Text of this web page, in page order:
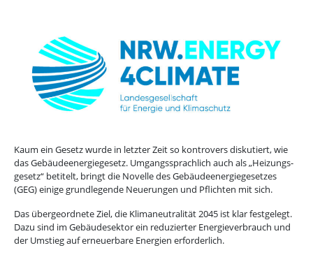
Kaum ein Gesetz wurde in letzter Zeit so kontrovers disku­tiert, wie
das Gebäu­de­en­er­gie­gesetz. Umgangs­sprachlich auch als „Heizungs­
gesetz“ betitelt, bringt die Novelle des Gebäu­de­en­er­gie­ge­setzes
(GEG) einige grund­le­gende Neuerungen und Pflichten mit sich.
Das überge­ordnete Ziel, die Klima­neu­tra­lität 2045 ist klar festgelegt.
Dazu sind im Gebäu­de­sektor ein reduzierter Energie­ver­brauch und
der Umstieg auf erneu­erbare Energien erforderlich.